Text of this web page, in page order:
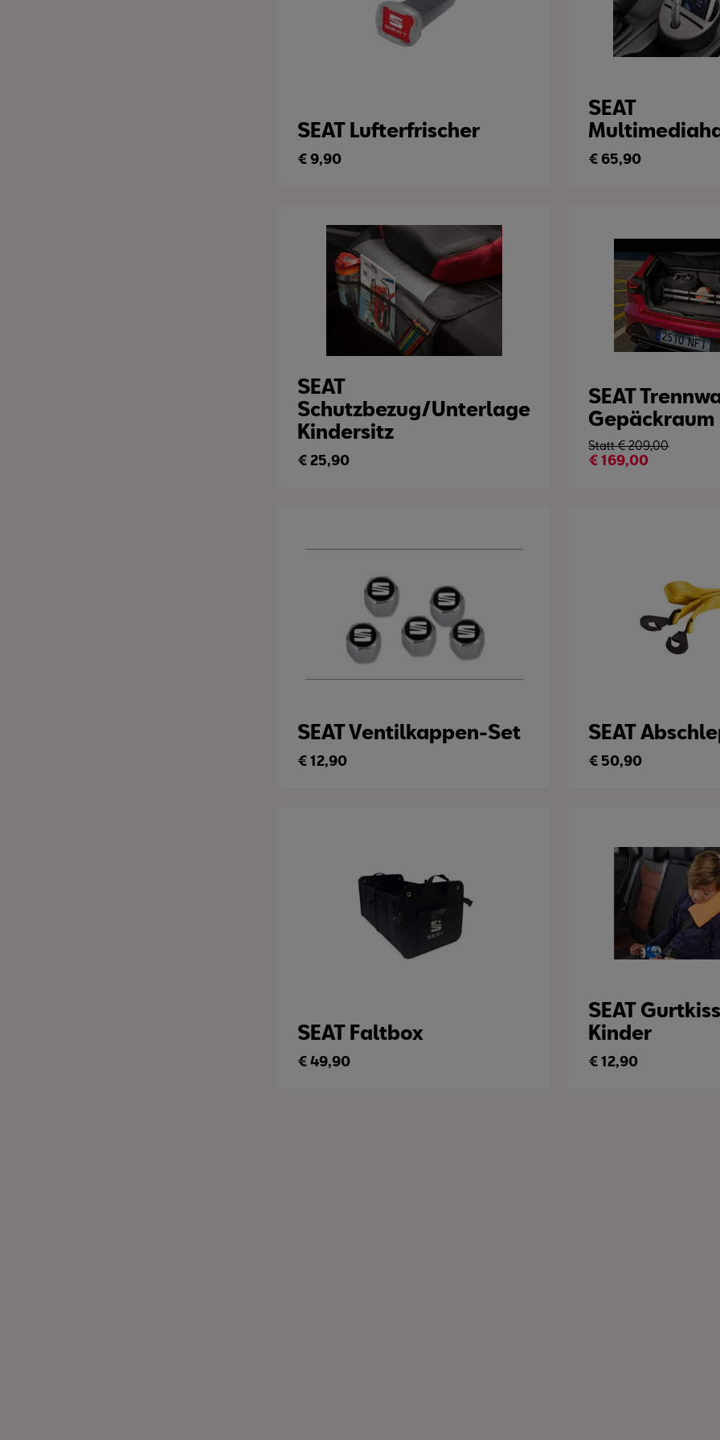
SEAT Lufterfrischer
€9,90
SEAT
€ 65,90
SEAT
Schutzbezug/Unterlage
Kindersitz
€25,90
SEAT
Gepäckraum
Statt €209,00
€169,00
SEAT Ventilkappen-Set
€12,90
SEAT
€ 50,90
SEAT Faltbox
€49,90
SEAT
Kinder
€12,90